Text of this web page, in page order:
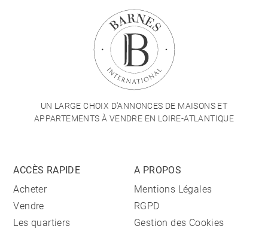
UN LARGE CHOIX D'ANNONCES DE MAISONS ET
APPARTEMENTS À VENDRE EN LOIRE-ATLANTIQUE
ACCÈS RAPIDE
Acheter
Vendre
Les quartiers
A PROPOS
Mentions Légales
RGPD
Gestion des Cookies